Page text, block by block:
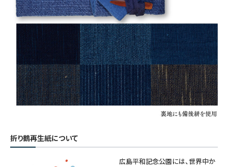
折り鶴再生紙について
広島平和記念公園には、世界中か